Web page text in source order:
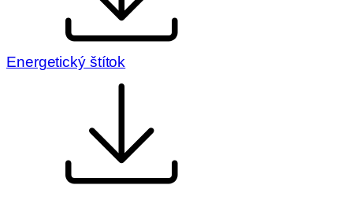
Energetický štítok